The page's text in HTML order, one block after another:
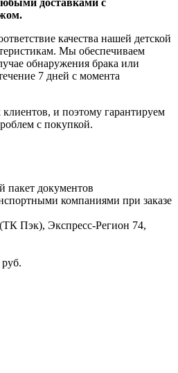
доставками с
качества нашей детской
Мы обеспечиваем
обнаружения брака или
7 дней с момента
и поэтому гарантируем
с покупкой.
пакет документов
компаниями при заказе
Пэк), Экспресс-Регион 74,